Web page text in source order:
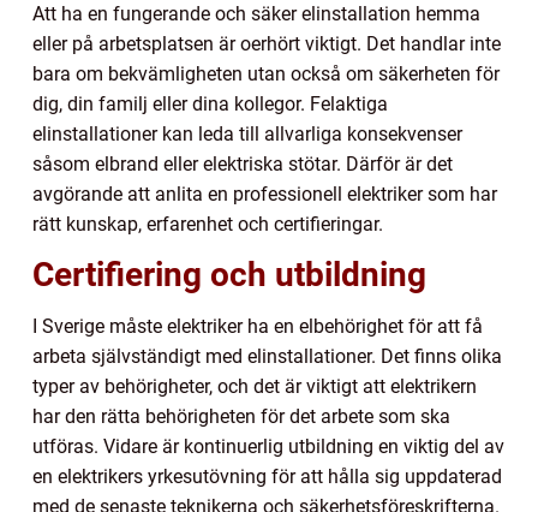
Att ha en fungerande och säker elinstallation hemma
eller på arbetsplatsen är oerhört viktigt. Det handlar inte
bara om bekvämligheten utan också om säkerheten för
dig, din familj eller dina kollegor. Felaktiga
elinstallationer kan leda till allvarliga konsekvenser
såsom elbrand eller elektriska stötar. Därför är det
avgörande att anlita en professionell elektriker som har
rätt kunskap, erfarenhet och certifieringar.
Certifiering och utbildning
I Sverige måste elektriker ha en elbehörighet för att få
arbeta självständigt med elinstallationer. Det finns olika
typer av behörigheter, och det är viktigt att elektrikern
har den rätta behörigheten för det arbete som ska
utföras. Vidare är kontinuerlig utbildning en viktig del av
en elektrikers yrkesutövning för att hålla sig uppdaterad
med de senaste teknikerna och säkerhetsföreskrifterna.